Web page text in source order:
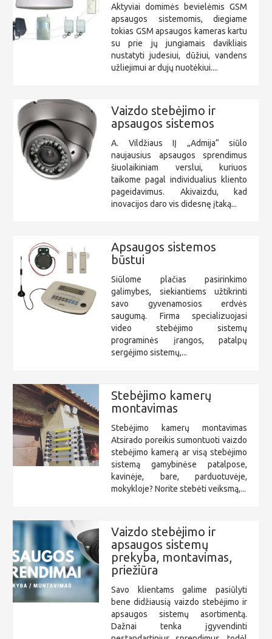
Aktyviai domimės bevielėmis GSM
apsaugos sistemomis, diegiame
tokias GSM apsaugos kameras kartu
su prie jų jungiamais davikliais
nustatyti judesiui, dūžiui, vandens
užliejimui ar dujų nuotėkiui....
Vaizdo stebėjimo ir
apsaugos sistemos
A. Vildžiaus IĮ „Admija“ siūlo
naujausius apsaugos sprendimus
šiuolaikiniam verslui, kuriuos
taikome pagal individualius kliento
pageidavimus. Akivaizdu, kad
inovacijos daro vis didesnę įtaką...
Apsaugos sistemos
būstui
Siūlome plačias pasirinkimo
galimybes, siekiantiems užtikrinti
savo gyvenamosios erdvės
saugumą. Firma specializuojasi
video stebėjimo sistemų
programinės įrangos, patalpų
sergėjimo sistemų,...
Stebėjimo kamerų
montavimas
Stebėjimo kamerų montavimas
Atsirado poreikis sumontuoti vaizdo
stebėjimo kamerą ar visą stebėjimo
sistemą gamybinėse patalpose,
kavinėje, bare, parduotuvėje,
mokykloje? Norite stebėti veiksmą,...
Vaizdo stebėjimo ir
apsaugos sistemų
prekyba, montavimas,
priežiūra
Savo klientams galime pasiūlyti
bene didžiausią vaizdo stebėjimo ir
apsaugos sistemų asortimentą.
Dažnai tenka įgyvendinti